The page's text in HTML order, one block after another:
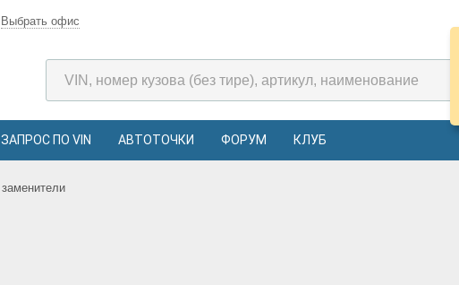
Выбрать офис
ЗАПРОС ПО VIN АВТОТОЧКИ ФОРУМ КЛУБ